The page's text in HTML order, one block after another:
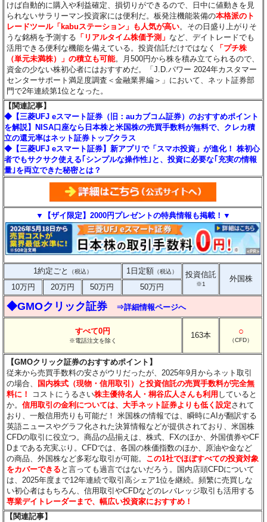
けば自動的に購入や利益確定、損切りができるので、日中に値動きを見
られないサラリーマン投資家には便利だ。板発注機能装備の本格派のト
レードツール「kabuステーション」も人気が高い。その日盛り上がりそ
うな銘柄を予測する 「リアルタイム株価予測」 など、デイトレードでも
活用できる便利な機能を備えている。投資信託だけではなく
「プチ株
（単元未満株）」の積立も可能。月500円から株を積み立てられるので、
資金の少ない株初心者にはおすすめだ。「J.D.パワー 2024年カスタマー
センターサポート満足度調査＜金融業界編＞」において、ネット証券部
門で2年連続第1位となった。
【関連記事】
◆【三菱UFJ eスマート証券（旧：auカブコム証券）のおすすめポイント
を解説】NISA口座なら日本株と米国株の売買手数料が無料で、クレカ積
立の還元率はネット証券トップクラス
◆【三菱UFJ eスマート証券】新アプリで「スマホ投資」が進化！ 株初心
者でもサクサク使える｢シンプルな操作性｣と、投資に必要な｢充実の情報
量｣を両立できた秘密とは？
▼【ザイ限定】2000円プレゼントの特典情報も掲載！▼
1約定ごと （税込） 1日定額 （税込） 投資信託
※1
外国株
10万円
20万円 50万円 50万円
◆GMOクリック証券 ⇒詳細情報ページへ
すべて0円
※電話注文を除く
163本 ○
（CFD）
【GMOクリック証券のおすすめポイント】
従来から売買手数料の安さがウリだったが、2025年9月からネット取引
の場合、
国内株式（現物・信用取引）と投資信託の売買手数料が完全無
料に！
コストにうるさい株主優待名人・桐谷広人さんも利用 していると
か。信用取引の金利については、大手ネット証券よりも低く設定されて
おり、一般信用売りも可能だ！ 米国株の情報では、瞬時にAIが翻訳する
英語ニュースやグラフ化された決算情報などが提供されており、米国株
CFDの取引に役立つ。商品の品揃えは、株式、FXのほか、外国債券やCF
Dまである充実ぶり。CFDでは、各国の株価指数のほか、原油や金など
の商品、外国株など多彩な取引が可能。 この1社でほぼすべての投資対象
をカバーできる と言っても過言ではないだろう。国内店頭CFDについて
は、2025年度まで12年連続で取引高シェア1位を継続。頻繁に売買しな
い初心者はもちろん、信用取引やCFDなどのレバレッジ取引も活用する
専業デイトレーダーまで、幅広い投資家におすすめ！
【関連記事】